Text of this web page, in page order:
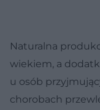
Naturalna
wiekiem, a
u osób
chorobach